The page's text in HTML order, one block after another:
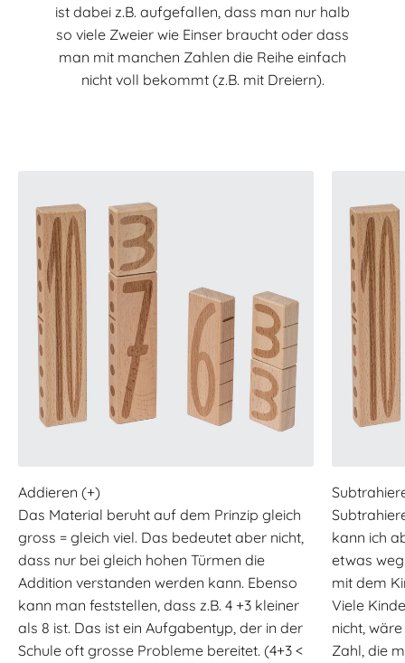
ist dabei z.B. aufgefallen, dass man nur halb
so viele Zweier wie Einser braucht oder dass
man mit manchen Zahlen die Reihe einfach
nicht voll bekommt (z.B. mit Dreiern).
Das Material beruht auf dem Prinzip gleich
gross = gleich viel. Das bedeutet aber nicht,
dass nur bei gleich hohen Türmen die
Addition verstanden werden kann. Ebenso
kann man feststellen, dass z.B. 4 +3 kleiner
als 8 ist. Das ist ein Aufgabentyp, der in der
Schule oft grosse Probleme bereitet. (4+3 <
kann ich
etwas
mit dem
Viele
nicht,
Zahl, die